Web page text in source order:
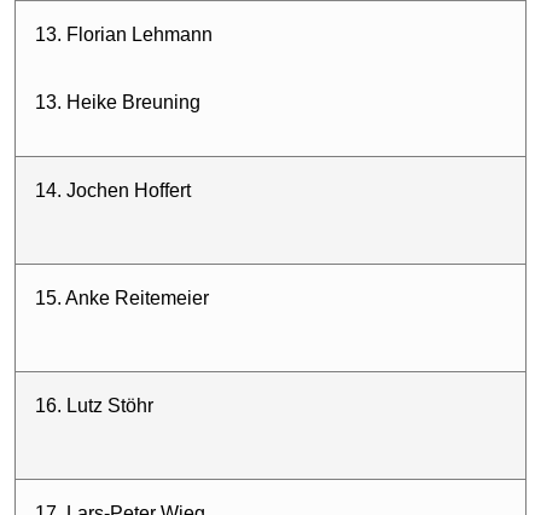
13. Florian Lehmann
13. Heike Breuning
14. Jochen Hoffert
15. Anke Reitemeier
16. Lutz Stöhr